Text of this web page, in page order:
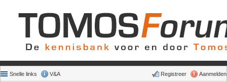
Snelle links V&A Aanmelden
Registreer